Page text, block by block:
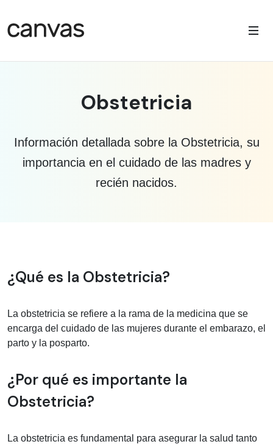
Obstetricia
Información detallada sobre la Obstetricia, su
importancia en el cuidado de las madres y
recién nacidos.
Información médica sobre Obstetricia
¿Qué es la Obstetricia?
La obstetricia se refiere a la rama de la medicina que se
encarga del cuidado de las mujeres durante el embarazo, el
parto y la posparto.
¿Por qué es importante la
Obstetricia?
La obstetricia es fundamental para asegurar la salud tanto